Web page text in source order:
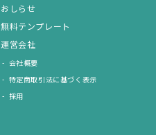
おしらせ
無料テンプレート
運営会社
会社概要
特定商取引法に基づく表示
採用